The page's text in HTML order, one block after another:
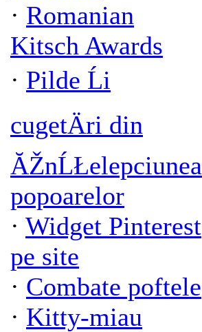
· Romanian
Kitsch Awards
· Pilde Ĺi
cugetÄri din
ĂŽnĹŁelepciunea
popoarelor
· Widget Pinterest
pe site
· Combate poftele
· Kitty-miau